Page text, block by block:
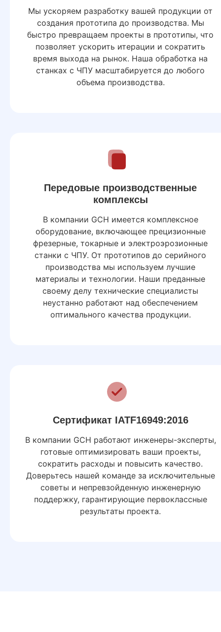
Мы ускоряем разработку вашей продукции от
создания прототипа до производства. Мы
быстро превращаем проекты в прототипы, что
позволяет ускорить итерации и сократить
время выхода на рынок. Наша обработка на
станках с ЧПУ масштабируется до любого
объема производства.
Передовые производственные
комплексы
В компании GCH имеется комплексное
оборудование, включающее прецизионные
фрезерные, токарные и электроэрозионные
станки с ЧПУ. От прототипов до серийного
производства мы используем лучшие
материалы и технологии. Наши преданные
своему делу технические специалисты
неустанно работают над обеспечением
оптимального качества продукции.
Сертификат IATF16949:2016
В компании GCH работают инженеры-эксперты,
готовые оптимизировать ваши проекты,
сократить расходы и повысить качество.
Доверьтесь нашей команде за исключительные
советы и непревзойденную инженерную
поддержку, гарантирующие первоклассные
результаты проекта.